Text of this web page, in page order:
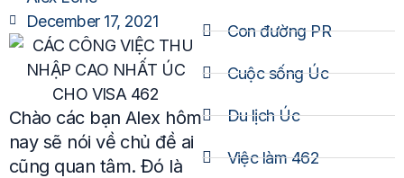
December 17, 2021
Chào các bạn Alex hôm
nay sẽ nói về chủ đề ai
cũng quan tâm. Đó là
Con đường PR
Cuộc sống Úc
Du lịch Úc
Việc làm 462